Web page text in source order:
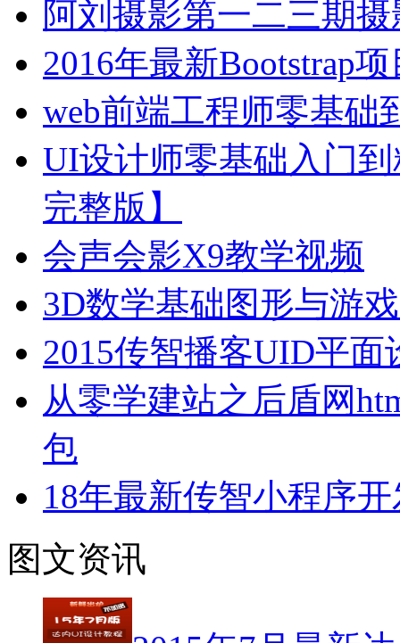
阿刘摄影第一二三期
2016年最新Bootstrap
web前端工程师零基础
UI设计师零基础入门
完整版】
会声会影X9教学视频
3D数学基础图形与游
2015传智播客UID平
从零学建站之后盾网
包
18年最新传智小程序
图文资讯